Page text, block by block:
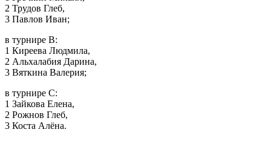
2 Трудов Глеб,
3 Павлов Иван;
в турнире В:
1 Киреева Людмила,
2 Альхалабия Дарина,
3 Вяткина Валерия;
в турнире С:
1 Зайкова Елена,
2 Рожнов Глеб,
3 Коста Алёна.